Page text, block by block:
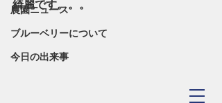
農園ニュース
ブルーベリーについて
今日の出来事
綺麗です。。。